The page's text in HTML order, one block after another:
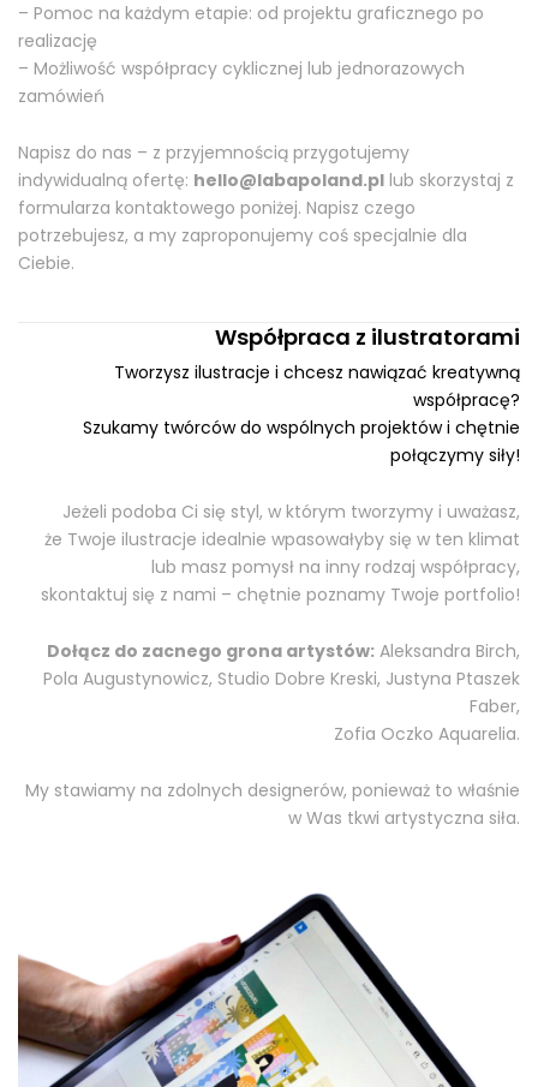
– Pomoc na każdym etapie: od projektu graficznego po
realizację
– Możliwość współpracy cyklicznej lub jednorazowych
zamówień
Napisz do nas – z przyjemnością przygotujemy
indywidualną ofertę: hello@labapoland.pl lub skorzystaj z
formularza kontaktowego poniżej. Napisz czego
potrzebujesz, a my zaproponujemy coś specjalnie dla
Ciebie.
Współpraca z ilustratorami
Tworzysz ilustracje i chcesz nawiązać kreatywną
współpracę?
Szukamy twórców do wspólnych projektów i chętnie
połączymy siły!
Jeżeli podoba Ci się styl, w którym tworzymy i uważasz,
że Twoje ilustracje idealnie wpasowałyby się w ten klimat
lub masz pomysł na inny rodzaj współpracy,
skontaktuj się z nami – chętnie poznamy Twoje portfolio!
Dołącz do zacnego grona artystów: Aleksandra Birch,
Pola Augustynowicz, Studio Dobre Kreski, Justyna Ptaszek
Faber,
Zofia Oczko Aquarelia.
My stawiamy na zdolnych designerów, ponieważ to właśnie
w Was tkwi artystyczna siła.
newslettera!
Zgarnij 5% rabatu na swoje pierwsze zakupy i stań się #labafan!
Chcę zapisać się do newslettera i akceptuję
regulamin sklepu.